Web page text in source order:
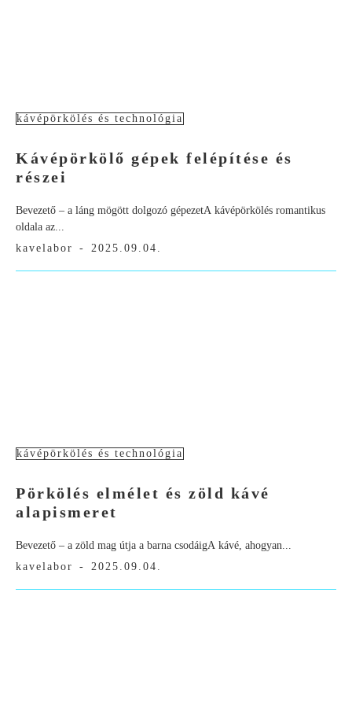
kávépörkölés és technológia
Kávépörkölő gépek felépítése és
részei
Bevezető – a láng mögött dolgozó gépezetA kávépörkölés romantikus
oldala az...
kavelabor
- 2025.09.04.
kávépörkölés és technológia
Pörkölés elmélet és zöld kávé
alapismeret
Bevezető – a zöld mag útja a barna csodáigA kávé, ahogyan...
kavelabor
- 2025.09.04.